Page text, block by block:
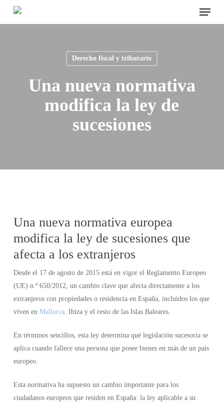
Menu
Derecho fiscal y tributario
Una nueva normativa
modifica la ley de
sucesiones
Una nueva normativa europea
modifica la ley de sucesiones que
afecta a los extranjeros
Desde el 17 de agosto de 2015 está en vigor el Reglamento Europeo
(UE) n.º 650/2012, un cambio clave que afecta directamente a los
extranjeros con propiedades o residencia en España, incluidos los que
viven en Mallorca, Ibiza y el resto de las Islas Baleares.
En términos sencillos, esta ley determina qué legislación sucesoria se
aplica cuando fallece una persona que posee bienes en más de un país
europeo.
Esta normativa ha supuesto un cambio importante para los
ciudadanos europeos que residen en España: la ley aplicable a su